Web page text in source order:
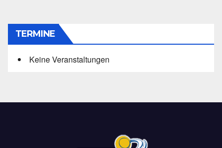
TERMINE
Keine Veranstaltungen